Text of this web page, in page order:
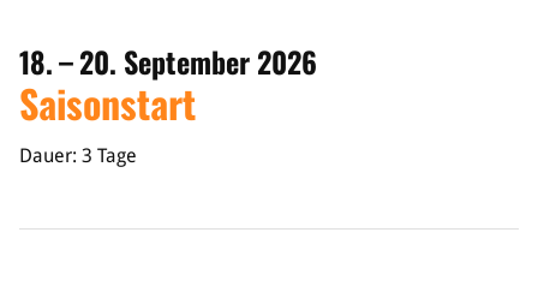
18. – 20. September 2026
Saisonstart
Dauer: 3 Tage